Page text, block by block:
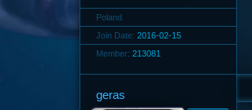
Poland
Join Date: 2016-02-15
Member: 213081
geras